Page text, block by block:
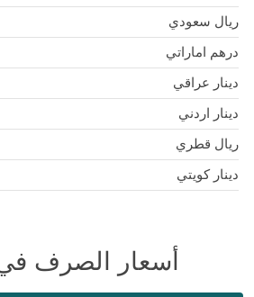
ريال سعودي
درهم اماراتي
دينار عراقي
دينار اردني
ريال قطري
دينار كويتي
أسعار الصرف